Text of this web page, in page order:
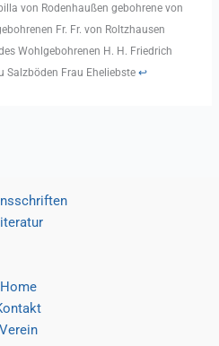
von Rodenhaußen gebohrene von
Fr. Fr. von Roltzhausen
Wohlgebohrenen H. H. Friedrich
Salzböden Frau Eheliebste ↩︎
Home
Verein